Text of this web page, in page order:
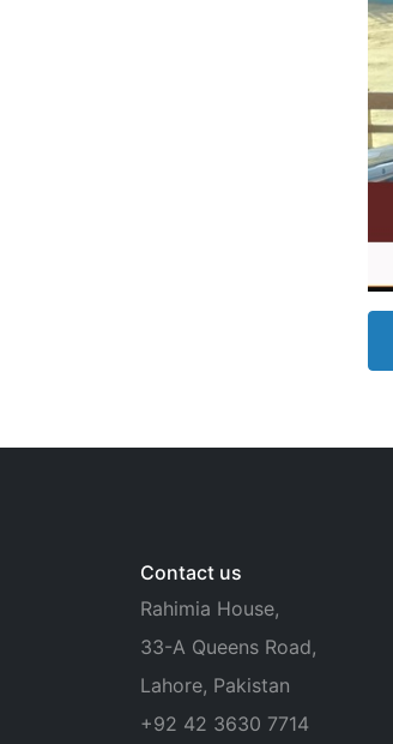
Contact us
Rahimia House,
33-A Queens Road,
Lahore, Pakistan
+92 42 3630 7714